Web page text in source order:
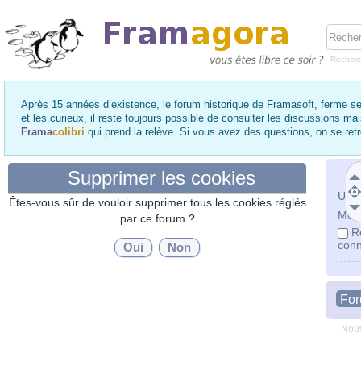
Après 15 années d’existence, le forum historique de Framasoft, ferme
et les curieux, il reste toujours possible de consulter les discussions
Framacolibri qui prend la relève. Si vous avez des questions, on se
Mot
Supprimer les cookies
Êtes-vous sûr de vouloir supprimer tous les cookies réglés
par ce forum ?